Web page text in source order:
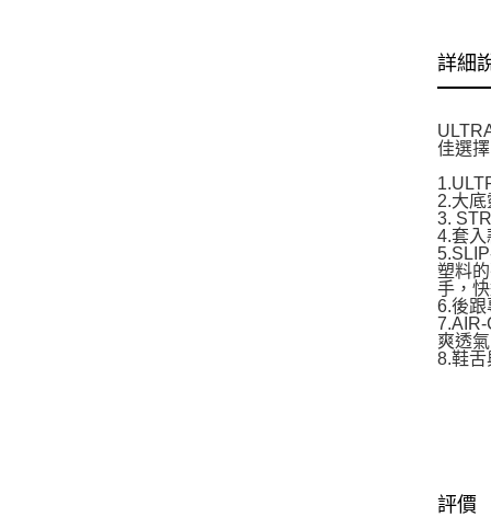
詳細
佳選
2.大
3.
4.套入
塑料
手，
6.後跟
爽透
8.鞋舌
評價